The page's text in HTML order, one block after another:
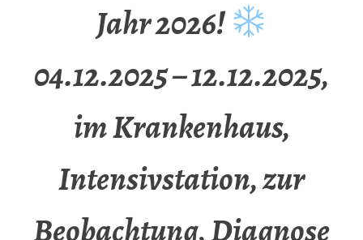
Jahr 2026!
04.12.2025 – 12.12.2025,
im Krankenhaus,
Intensivstation, zur
Beobachtung, Diagnose